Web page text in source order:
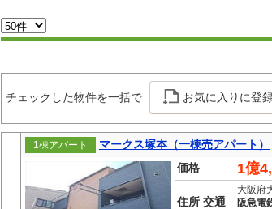
チェックした物件を一括で お気に入りに登
1棟アパート
マークス塚本（一棟売アパート）
価格
1億
住所 交通
大阪府
阪急電